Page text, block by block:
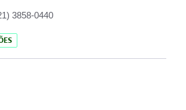
3858-0440